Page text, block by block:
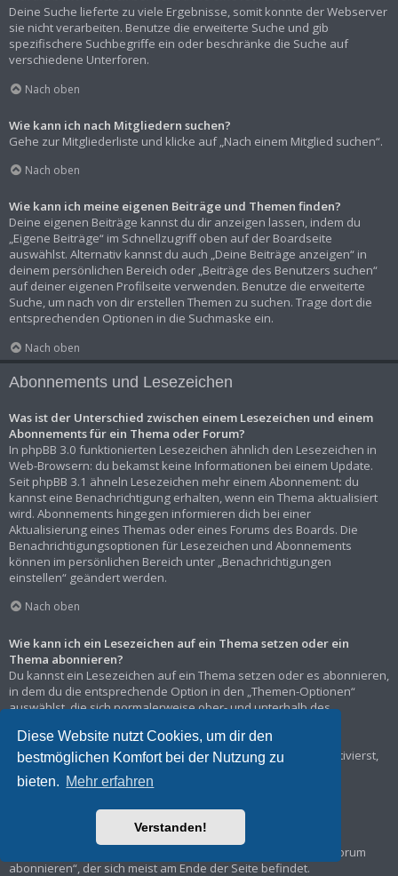
Diese Website nutzt Cookies, um dir den
bestmöglichen Komfort bei der Nutzung zu
bieten. Mehr erfahren
Verstanden!
Deine Suche lieferte zu viele Ergebnisse, somit konnte der Webserver
sie nicht verarbeiten. Benutze die erweiterte Suche und gib
spezifischere Suchbegriffe ein oder beschränke die Suche auf
verschiedene Unterforen.
Nach oben
Wie kann ich nach Mitgliedern suchen?
Gehe zur Mitgliederliste und klicke auf „Nach einem Mitglied suchen“.
Nach oben
Wie kann ich meine eigenen Beiträge und Themen finden?
Deine eigenen Beiträge kannst du dir anzeigen lassen, indem du
„Eigene Beiträge“ im Schnellzugriff oben auf der Boardseite
auswählst. Alternativ kannst du auch „Deine Beiträge anzeigen“ in
deinem persönlichen Bereich oder „Beiträge des Benutzers suchen“
auf deiner eigenen Profilseite verwenden. Benutze die erweiterte
Suche, um nach von dir erstellen Themen zu suchen. Trage dort die
entsprechenden Optionen in die Suchmaske ein.
Nach oben
Abonnements und Lesezeichen
Was ist der Unterschied zwischen einem Lesezeichen und einem
Abonnements für ein Thema oder Forum?
In phpBB 3.0 funktionierten Lesezeichen ähnlich den Lesezeichen in
Web-Browsern: du bekamst keine Informationen bei einem Update.
Seit phpBB 3.1 ähneln Lesezeichen mehr einem Abonnement: du
kannst eine Benachrichtigung erhalten, wenn ein Thema aktualisiert
wird. Abonnements hingegen informieren dich bei einer
Aktualisierung eines Themas oder eines Forums des Boards. Die
Benachrichtigungsoptionen für Lesezeichen und Abonnements
können im persönlichen Bereich unter „Benachrichtigungen
einstellen“ geändert werden.
Nach oben
Wie kann ich ein Lesezeichen auf ein Thema setzen oder ein
Thema abonnieren?
Du kannst ein Lesezeichen auf ein Thema setzen oder es abonnieren,
in dem du die entsprechende Option in den „Themen-Optionen“
auswählst, die sich normalerweise ober- und unterhalb des
Wenn du bei der Antwort auf ein Thema die Option „Mich
benachrichtigen, sobald eine Antwort geschrieben wurde“ aktivierst,
Wie kann ich ein Forum abonnieren?
Um ein Forum zu abonnieren, verwende im Forum den Link „Forum
abonnieren“, der sich meist am Ende der Seite befindet.